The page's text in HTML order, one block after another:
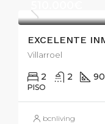
Villarroel
2 2 90
PISO
bcnliving